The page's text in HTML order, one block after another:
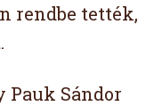
rendbe tették,
Pauk Sándor